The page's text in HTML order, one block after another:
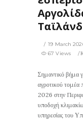
19 March
67 Views
Σημαντικό βήμα
αγροτικού τομέα
2026 στην
υποδοχή
υπηρεσίας του